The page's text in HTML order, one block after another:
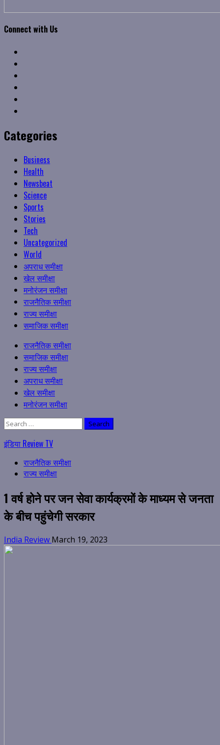
Connect with Us
Categories
Business
Health
Newsbeat
Science
Sports
Stories
Tech
Uncategorized
World
अपराध समीक्षा
खेल समीक्षा
मनोरंजन समीक्षा
राजनैतिक समीक्षा
राज्य समीक्षा
समाजिक समीक्षा
Primary
Menu
राजनैतिक समीक्षा
समाजिक समीक्षा
राज्य समीक्षा
अपराध समीक्षा
खेल समीक्षा
मनोरंजन समीक्षा
Search
इंडिया Review TV
राजनैतिक समीक्षा
राज्य समीक्षा
1 वर्ष होने पर जन सेवा कार्यक्रमों के माध्यम से जनता
के बीच पहुंचेगी सरकार
India Review March 19, 2023